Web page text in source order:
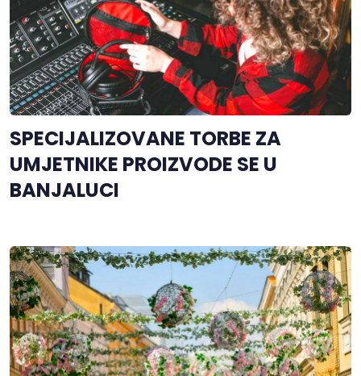
SPECIJALIZOVANE TORBE ZA
UMJETNIKE PROIZVODE SE U
BANJALUCI